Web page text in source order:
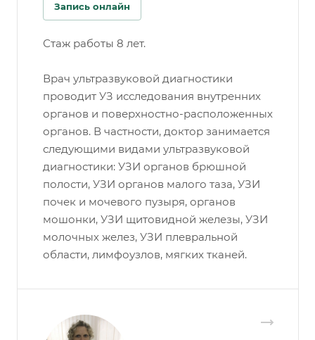
Запись онлайн
Стаж работы 8 лет.
Врач ультразвуковой диагностики
проводит УЗ исследования внутренних
органов и поверхностно-расположенных
органов. В частности, доктор занимается
следующими видами ультразвуковой
диагностики: УЗИ органов брюшной
полости, УЗИ органов малого таза, УЗИ
почек и мочевого пузыря, органов
мошонки, УЗИ щитовидной железы, УЗИ
молочных желез, УЗИ плевральной
области, лимфоузлов, мягких тканей.